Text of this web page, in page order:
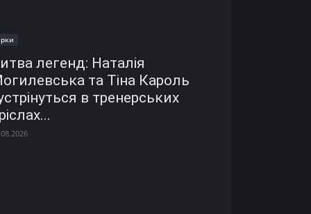
легенд: Наталія
та Тіна Кароль
в тренерських